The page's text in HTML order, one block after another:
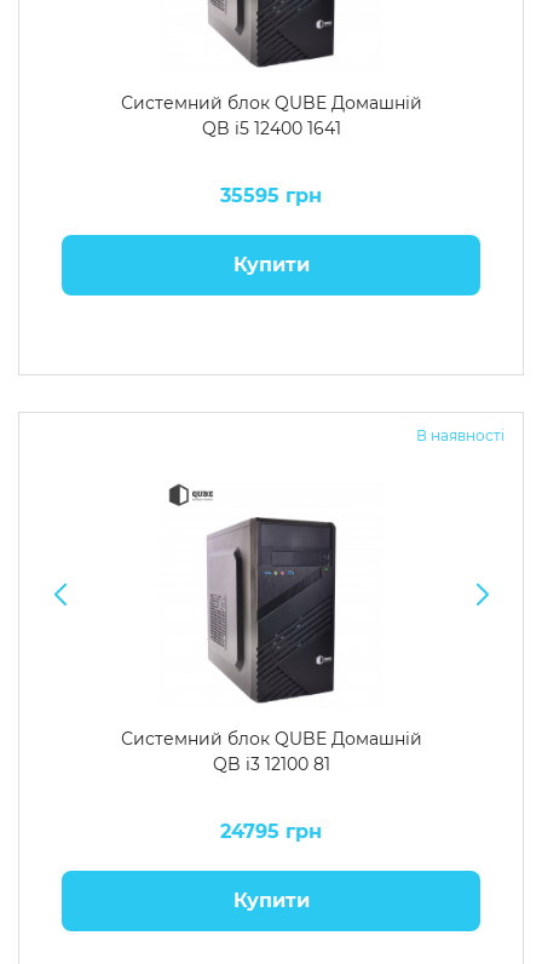
Системний блок QUBE Домашній
QB i5 12400 1641
35595 грн
Купити
В наявності
Системний блок QUBE Домашній
QB i3 12100 81
24795 грн
Купити